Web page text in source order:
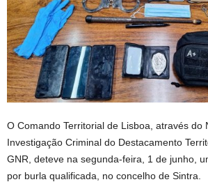
O Comando Territorial de Lisboa, através do
Investigação Criminal do Destacamento
GNR, deteve na segunda-feira, 1 de junho,
por burla qualificada, no concelho de Sintra.